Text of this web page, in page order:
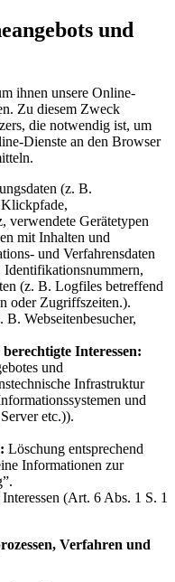
und
ihnen unsere Online-
Zu diesem Zweck
die notwendig ist, um
Dienste an den Browser
(z. B.
verwendete Gerätetypen
mit Inhalten und
und Verfahrensdaten
(z. B. Logfiles betreffend
oder Zugriffszeiten.).
B. Webseitenbesucher,
Interessen:
und
Infrastruktur
und
etc.)).
Löschung entsprechend
Informationen zur
(Art. 6 Abs. 1 S. 1
Verfahren und